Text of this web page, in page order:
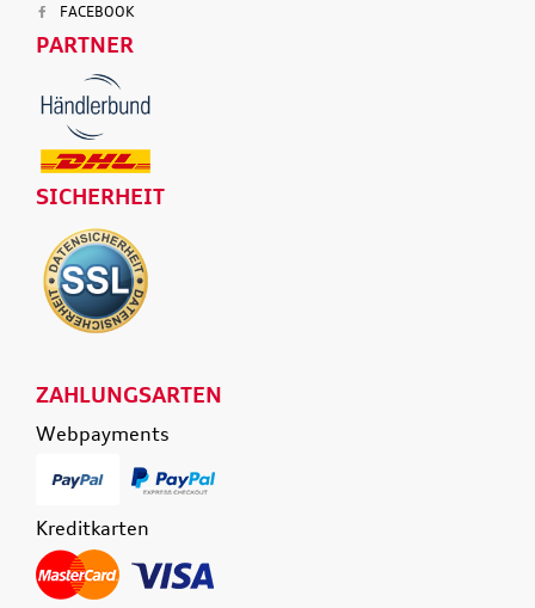
FACEBOOK
PARTNER
SICHERHEIT
ZAHLUNGSARTEN
Webpayments
Kreditkarten